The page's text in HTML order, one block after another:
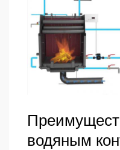
водяным